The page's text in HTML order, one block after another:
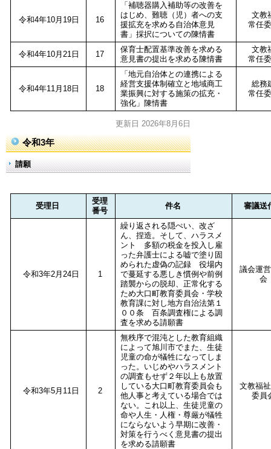
令和4年10月19日 16
「補聴器購入補助等の改善を
はじめ、難聴（児）者への支
援拡充を求める自治体意見
書」採択についての陳情書
文教
常任
令和4年10月21日 17
保育士配置基準改善を求める
意見書の提出を求める陳情書
文教
常任
令和4年11月18日 18
「地元自治体との連携による
経営支援体制確立と地域商工
業振興に対する施策の拡充・
強化」陳情書
総務
常任
更新日 2026年8月6日
令和3年
請願
受理日
受理
番号
件名 審議送
令和3年2月24日 1
繰り返される隠ぺい、改ざ
ん、捏造。そして、ハラスメ
ント 多額の税金を投入し雇
った弁護士による嘘で塗り固
められた虚偽の記録 役場内
で蔓延する悪しき慣例や前例
踏襲からの脱却、正常化する
ため大口町教育委員会・学校
教育課に対し地方自治法第１
００条 百条調査権による調
査を求める請願書
議会運
会
令和3年5月11日 2
無秩序で混沌とした教育組織
によって旭川市でまた、生徒
児童の命が犠牲になってしま
った。いじめやハラスメント
の調査もせず２年以上も放置
している大口町教育委員会も
他人事と考えている場合では
ない。これ以上、生徒児童の
命や人生・人権・尊厳が犠牲
にならないよう早期に改善・
対策を行うべく意見書の提出
を求める請願書
文教福
委員